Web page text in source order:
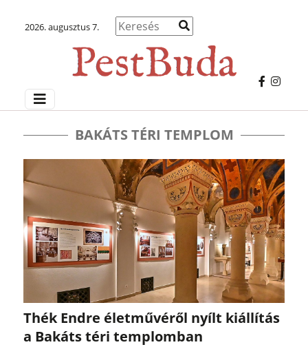
2026. augusztus 7.
BAKÁTS TÉRI TEMPLOM
Thék Endre életművéről nyílt kiállítás
a Bakáts téri templomban